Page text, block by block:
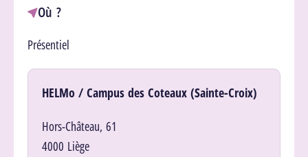
Où ?
Présentiel
Lieu(x)
HELMo / Campus des Coteaux (Sainte-Croix)
Hors-Château, 61
4000 Liège